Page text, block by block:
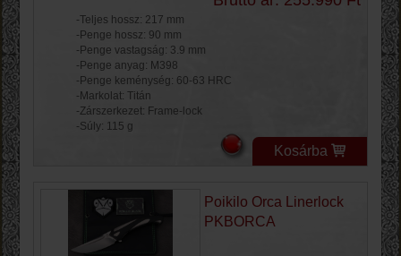
-Teljes hossz: 217 mm
-Penge hossz: 90 mm
-Penge vastagság: 3.9 mm
-Penge anyag: M398
-Penge keménység: 60-63 HRC
-Markolat: Titán
-Zárszerkezet: Frame-lock
-Súly: 115 g
Kosárba
Poikilo Orca Linerlock
PKBORCA